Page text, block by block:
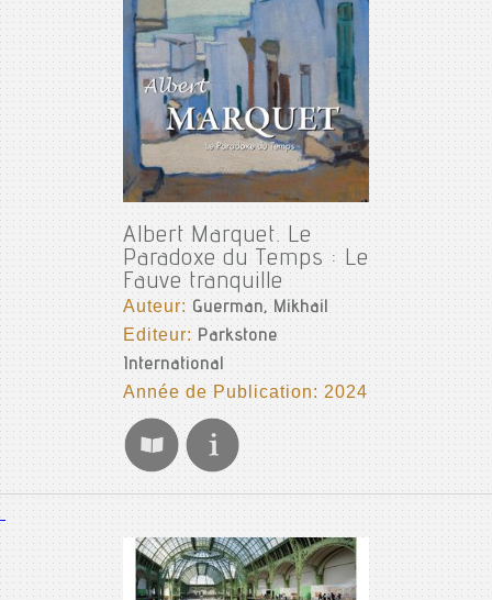
Albert Marquet. Le
Paradoxe du Temps : Le
Fauve tranquille
Auteur:Guerman, Mikhail
Editeur: Parkstone
International
Année de Publication: 2024